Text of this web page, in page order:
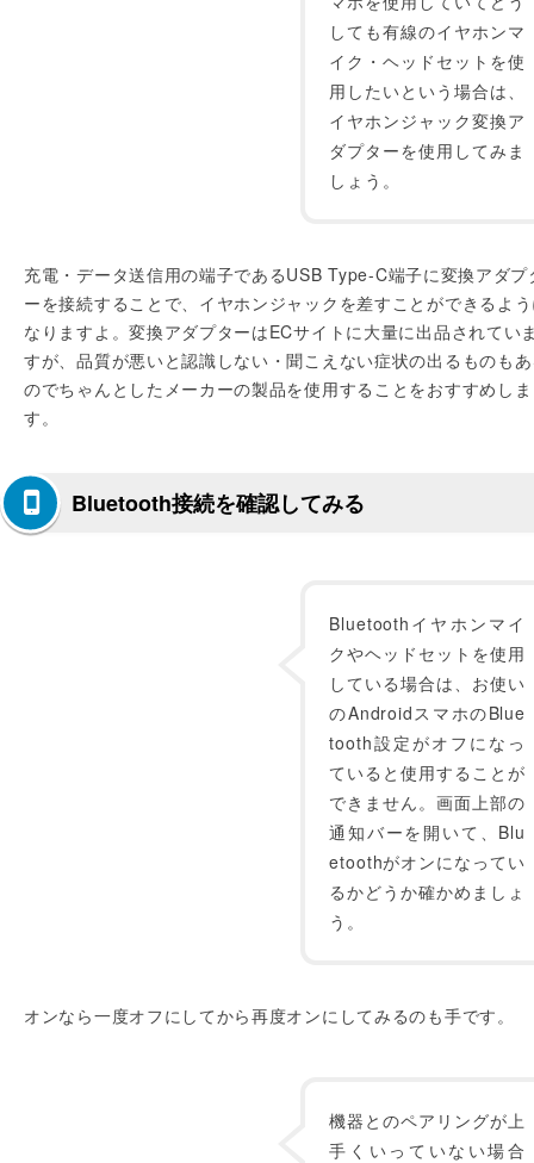
しても有線のイヤホンマ
イク・ヘッドセットを使
用したいという場合は、
イヤホンジャック変換ア
ダプターを使用してみま
しょう。
充電・データ送信用の端子であるUSB Type-C端子に変換アダプ
ーを接続することで、イヤホンジャックを差すことができるよ
なりますよ。変換アダプターはECサイトに大量に出品されてい
すが、品質が悪いと認識しない・聞こえない症状の出るものも
のでちゃんとしたメーカーの製品を使用することをおすすめしま
す。
Bluetooth接続を確認してみる
Bluetoothイヤホンマイ
クやヘッドセットを使用
している場合は、お使い
のAndroidスマホのBlue
tooth設定がオフになっ
ていると使用することが
できません。画面上部の
通知バーを開いて、Blu
etoothがオンになってい
るかどうか確かめましょ
う。
オンなら一度オフにしてから再度オンにしてみるのも手です。
機器とのペアリングが上
手くいっていない場合